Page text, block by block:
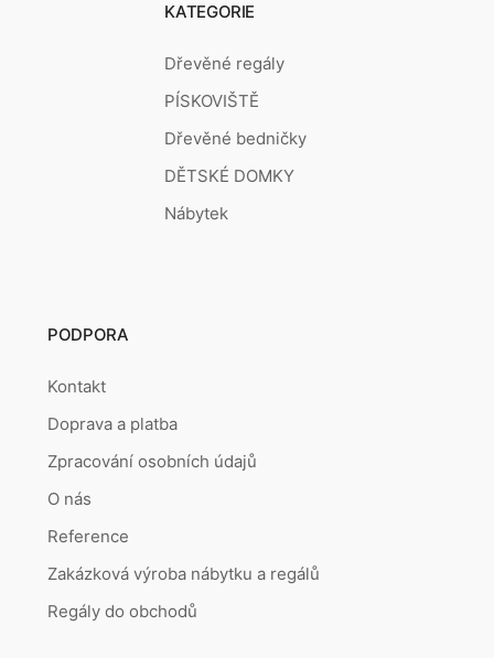
KATEGORIE
Dřevěné regály
PÍSKOVIŠTĚ
Dřevěné bedničky
DĚTSKÉ DOMKY
Nábytek
PODPORA
Kontakt
Doprava a platba
Zpracování osobních údajů
O nás
Reference
Zakázková výroba nábytku a regálů
Regály do obchodů